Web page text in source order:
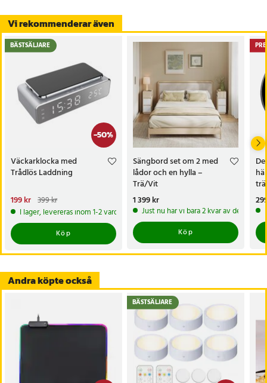
Specifikation
- Mjukgörande ämnen på båda sidor om bladen
- FlexBall-teknologi
- Precisionstrimmer
- Mikrofenor för en närmare rakning
- 1st rakblad
Artikelnummer:108571
Vi rekommenderar även
-50%
BÄSTSÄLJARE
Väckarklocka med
Trådlös Laddning
Nuvarande pris
199 krTidigare pris:399 kr
199 kr 399 kr
I lager, levereras inom 1-2 vardagar
Köp
Sängbord set om 2 med
lådor och en hylla –
Trä/Vit
Pris:1 399 kr
1 399 kr
Just nu har vi bara 2 kvar av denna
Köp
Andra köpte också
BÄSTSÄLJARE